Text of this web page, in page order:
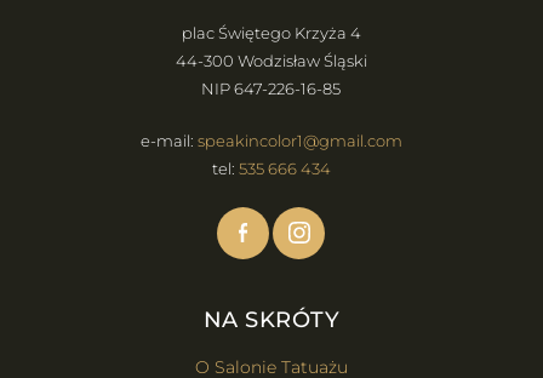
plac Świętego Krzyża 4
44-300 Wodzisław Śląski
NIP 647-226-16-85
e-mail: speakincolor1@gmail.com
tel: 535 666 434
NA SKRÓTY
O Salonie Tatuażu